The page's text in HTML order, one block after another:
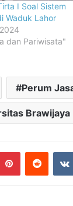
I Soal Sistem
Waduk Lahor
dan Pariwisata"
Perum
Brawijaya
PinterestReddit